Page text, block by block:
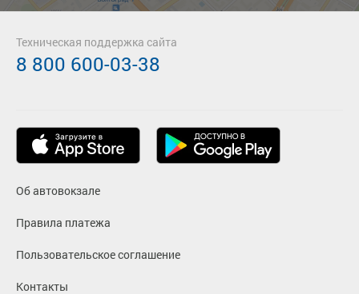
Об автовокзале
Правила платежа
Пользовательское соглашение
Контакты
Техническая поддержка сайта
8 800 600-03-38